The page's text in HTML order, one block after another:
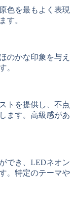
色を最もよく表現
す。
のかな印象を与え
。
トを提供し、不点
ます。高級感があ
でき、LEDネオン
。特定のテーマや